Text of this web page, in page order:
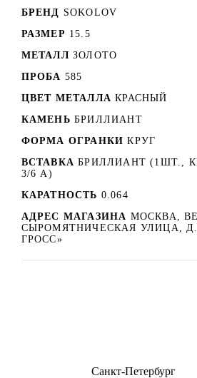
БРЕНД SOKOLOV
РАЗМЕР 15.5
МЕТАЛЛ ЗОЛОТО
ПРОБА 585
ЦВЕТ МЕТАЛЛА КРАСНЫЙ
КАМЕНЬ БРИЛЛИАНТ
ФОРМА ОГРАНКИ КРУГ
ВСТАВКА БРИЛЛИАНТ (1ШТ.,
3/6 А)
КАРАТНОСТЬ 0.064
АДРЕС МАГАЗИНА МОСКВА,
СЫРОМЯТНИЧЕСКАЯ УЛИЦА,
ГРОСС»
Санкт-Петербург